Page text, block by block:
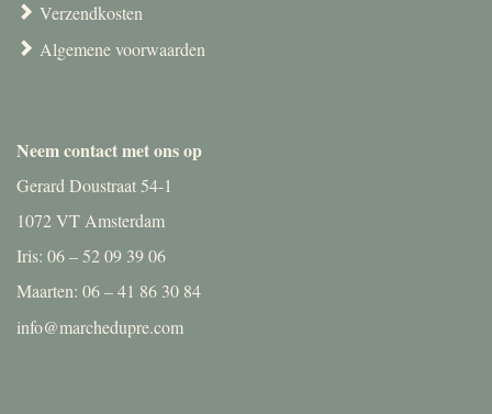
Verzendkosten
Algemene voorwaarden
Neem contact met ons op
Gerard Doustraat 54-1
1072 VT Amsterdam
Iris: 06 – 52 09 39 06
Maarten: 06 – 41 86 30 84
info@marchedupre.com